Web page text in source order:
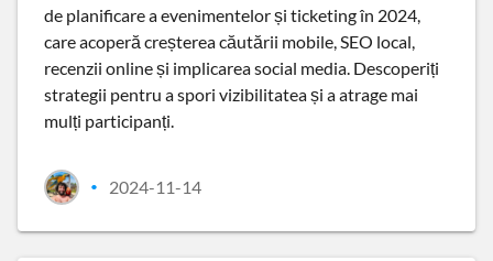
de planificare a evenimentelor și ticketing în 2024,
care acoperă creșterea căutării mobile, SEO local,
recenzii online și implicarea social media. Descoperiți
strategii pentru a spori vizibilitatea și a atrage mai
mulți participanți.
• 2024-11-14